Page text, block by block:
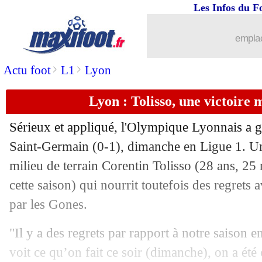
Actu foot> L1 > Lyon
Les Infos du
Lyon : Tolisso, une victoire
Sérieux et appliqué, l'Olympique Lyonnais a
Saint-Germain (0-1), dimanche en Ligue 1.
milieu de terrain Corentin Tolisso (28 ans, 25
cette saison) qui nourrit toutefois des regrets
par les Gones.
"Il y a des regrets par rapport à notre saison
voit ce qu’on fait ce soir (dimanche), on a été
Troyes
03/04 Espanyol
03/04 Valladolid: Pacheta prend la porte
03/04 Sondage MF : Kolo Muani 9 des
03/04 Real: Alaba et Ancelotti derrière
03/04 Francfort: Kamada partira libre
03/04 Milan : pas d'euphorie pour Pioli